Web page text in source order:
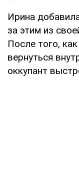
Ирина
за этим из
После того,
вернуться
оккупант